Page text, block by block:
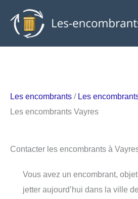
contenu
Les encombrants / Les
Les encombrants Vayres
Contacter les encombrants à
Vous avez un encombrant,
jetter aujourd’hui dans la ville